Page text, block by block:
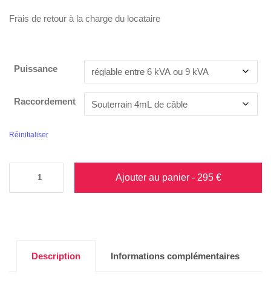
Frais de retour à la charge du locataire
Puissance
Raccordement
Réinitialiser
Ajouter au panier- 295 €
Description Informations complémentaires